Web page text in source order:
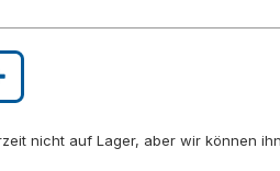
nicht auf Lager, aber wir können